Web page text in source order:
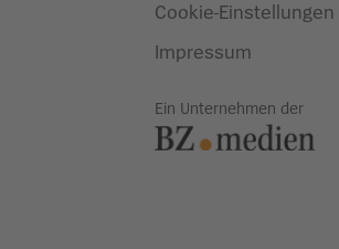
Cookie-Einstellungen
Impressum
Ein Unternehmen der